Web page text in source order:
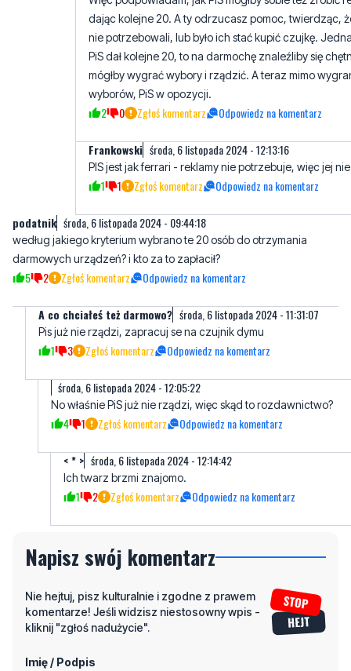
dając kolejne 20. A ty odrzucasz pomoc, twierdząc,
nie potrzebowali, lub było ich stać kupić czujkę.
PiS dał kolejne 20, to na darmochę znaleźliby się
mógłby wygrać wybory i rządzić. A teraz mimo
wyborów, PiS w opozycji.
2 0 Zgłoś komentarz Odpowiedz na komentarz
Frankowski środa, 6 listopada 2024 - 12:13:16
PIS jest jak ferrari - reklamy nie potrzebuje, więc jej nie
1 1 Zgłoś komentarz Odpowiedz na komentarz
podatnik środa, 6 listopada 2024 - 09:44:18
według jakiego kryterium wybrano te 20 osób do otrzymania
darmowych urządzeń? i kto za to zapłacił?
5 2 Zgłoś komentarz Odpowiedz na komentarz
A co chciałeś też darmowo? środa, 6 listopada 2024 - 11:31:07
Pis już nie rządzi, zapracuj se na czujnik dymu
1 3 Zgłoś komentarz Odpowiedz na komentarz
środa, 6 listopada 2024 - 12:05:22
No właśnie PiS już nie rządzi, więc skąd to rozdawnictwo?
4 1 Zgłoś komentarz Odpowiedz na komentarz
< * > środa, 6 listopada 2024 - 12:14:42
Ich twarz brzmi znajomo.
1 2 Zgłoś komentarz Odpowiedz na komentarz
Napisz swój komentarz
Nie hejtuj, pisz kulturalnie i zgodne z prawem
komentarze! Jeśli widzisz niestosowny wpis -
kliknij "zgłoś nadużycie".
Imię / Podpis